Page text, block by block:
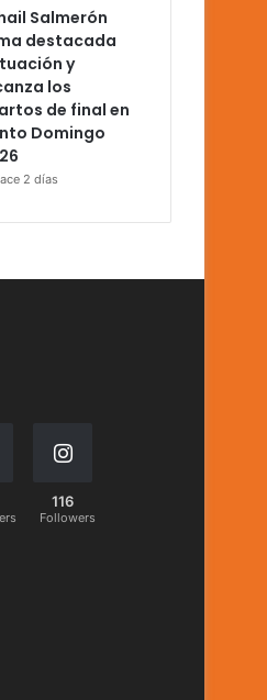
Salmerón
destacada
y
los
de final en
Domingo
2 días
116
Followers